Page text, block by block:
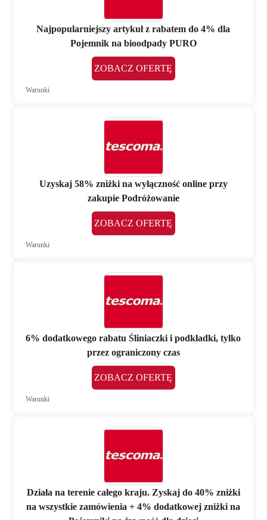
Najpopularniejszy artykuł z rabatem do 4% dla
Pojemnik na bioodpady PURO
ZOBACZ OFERTĘ
Warunki
Uzyskaj 58% zniżki na wyłączność online przy
zakupie Podróżowanie
ZOBACZ OFERTĘ
Warunki
6% dodatkowego rabatu Śliniaczki i podkładki, tylko
przez ograniczony czas
ZOBACZ OFERTĘ
Warunki
Działa na terenie całego kraju. Zyskaj do 40% zniżki
na wszystkie zamówienia + 4% dodatkowej zniżki na